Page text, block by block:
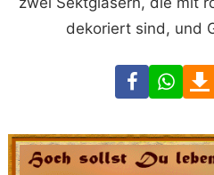
dekoriert sind, und
Facebook